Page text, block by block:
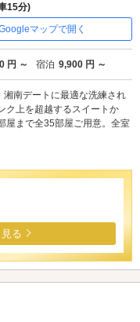
15分)
マップで開く
円 ～ 宿泊 9,900 円 ～
南デートに最適な洗練され
ク上を超越するスイートか
屋まで全35部屋ご用意。全室
る